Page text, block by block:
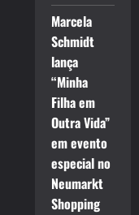
Marcela
Schmidt
lança
“Minha
Filha em
Outra Vida”
em evento
especial no
Neumarkt
Shopping